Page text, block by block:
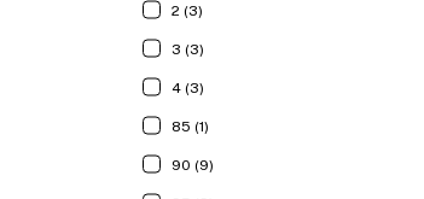
2 (3)
3 (3)
4 (3)
85 (1)
90 (9)